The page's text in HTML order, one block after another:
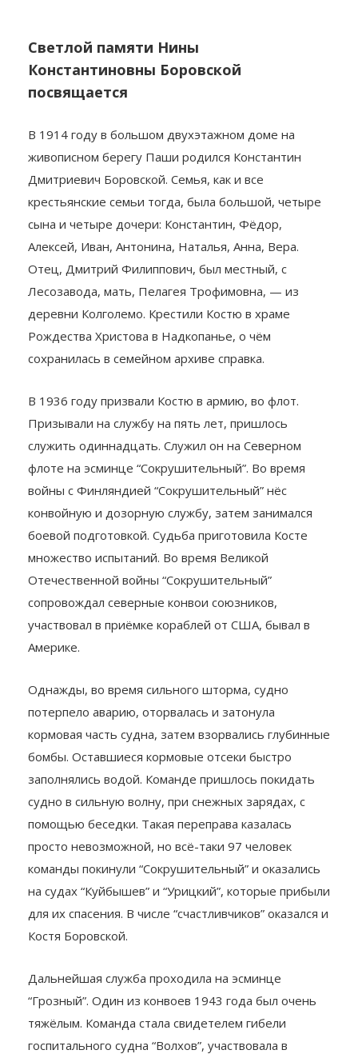
Светлой памяти Нины
Константиновны Боровской
посвящается
В 1914 году в большом двухэтажном доме на
живописном берегу Паши родился Константин
Дмитриевич Боровской. Семья, как и все
крестьянские семьи тогда, была большой, четыре
сына и четыре дочери: Константин, Фёдор,
Алексей, Иван, Антонина, Наталья, Анна, Вера.
Отец, Дмитрий Филиппович, был местный, с
Лесозавода, мать, Пелагея Трофимовна, — из
деревни Колголемо. Крестили Костю в храме
Рождества Христова в Надкопанье, о чём
сохранилась в семейном архиве справка.
В 1936 году призвали Костю в армию, во флот.
Призывали на службу на пять лет, пришлось
служить одиннадцать. Служил он на Северном
флоте на эсминце “Сокрушительный”. Во время
войны с Финляндией “Сокрушительный” нёс
конвойную и дозорную службу, затем занимался
боевой подготовкой. Судьба приготовила Косте
множество испытаний. Во время Великой
Отечественной войны “Сокрушительный”
сопровождал северные конвои союзников,
участвовал в приёмке кораблей от США, бывал в
Америке.
Однажды, во время сильного шторма, судно
потерпело аварию, оторвалась и затонула
кормовая часть судна, затем взорвались глубинные
бомбы. Оставшиеся кормовые отсеки быстро
заполнялись водой. Команде пришлось покидать
судно в сильную волну, при снежных зарядах, с
помощью беседки. Такая переправа казалась
просто невозможной, но всё-таки 97 человек
команды покинули “Сокрушительный” и оказались
на судах “Куйбышев” и “Урицкий”, которые прибыли
для их спасения. В числе “счастливчиков” оказался и
Костя Боровской.
Дальнейшая служба проходила на эсминце
“Грозный”. Один из конвоев 1943 года был очень
тяжёлым. Команда стала свидетелем гибели
госпитального судна “Волхов”, участвовала в